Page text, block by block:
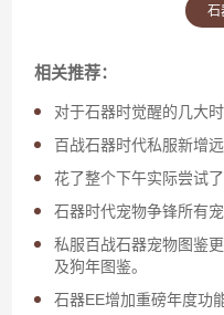
石
相关推荐：
对于石器时觉醒的几大
百战石器时代私服新增
花了整个下午实际尝试
石器时代宠物争锋所有
私服百战石器宠物图鉴
及狗年图鉴。
石器EE增加重磅年度功